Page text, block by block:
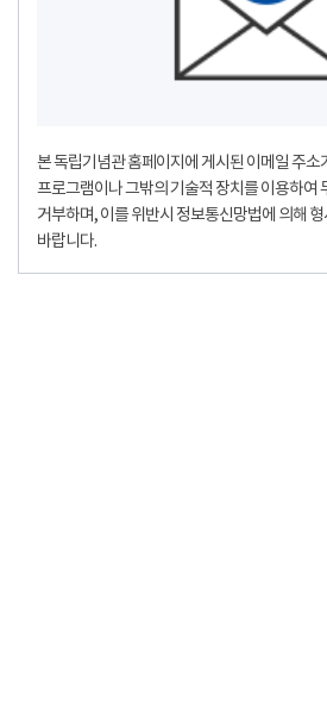
본 독립기념관 홈페이지에 게시된 이메일 주소
프로그램이나 그밖의 기술적 장치를 이용하여
거부하며, 이를 위반시 정보통신망법에 의해
바랍니다.